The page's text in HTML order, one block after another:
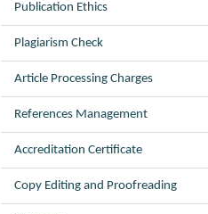
Publication Ethics
Plagiarism Check
Article Processing Charges
References Management
Accreditation Certificate
Copy Editing and Proofreading